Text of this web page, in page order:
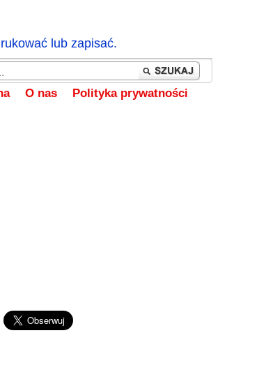
lub zapisać.
O nas Polityka prywatności